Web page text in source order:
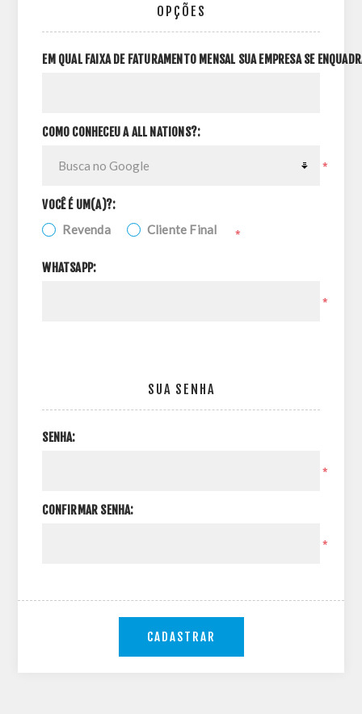
OPÇÕES
EM QUAL FAIXA DE FATURAMENTO MENSAL SUA EMPRESA SE
COMO CONHECEU A ALL NATIONS?:
*
VOCÊ É UM(A)?:
Revenda Cliente Final *
WHATSAPP:
*
SUA SENHA
SENHA:
*
CONFIRMAR SENHA:
*
CADASTRAR